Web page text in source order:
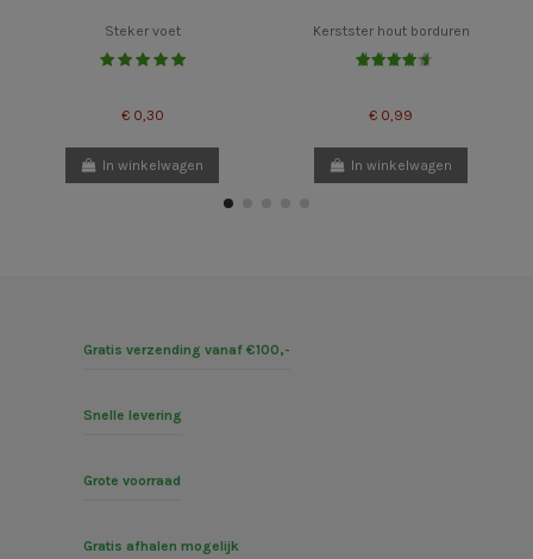
Steker voet
€ 0,30
In winkelwagen
Kerstster hout borduren
€ 0,99
In winkelwagen
Gratis verzending vanaf €100,-
Snelle levering
Grote voorraad
Gratis afhalen mogelijk